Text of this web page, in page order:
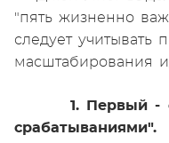
"пять жизненно
следует учитывать
масштабирования
1. Первый -
срабатываниями".